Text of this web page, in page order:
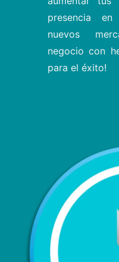
presencia
nuevos
negocio con
para el éxito!